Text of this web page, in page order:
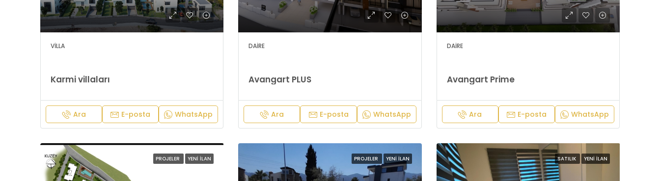
VILLA
Karmi villaları
Ara E-posta WhatsApp
DAIRE
Avangart PLUS
Ara E-posta WhatsApp
DAIRE
Avangart Prime
Ara E-posta WhatsApp
PROJELER YENI İLAN PROJELER YENI İLAN SATILIK YENI İLAN